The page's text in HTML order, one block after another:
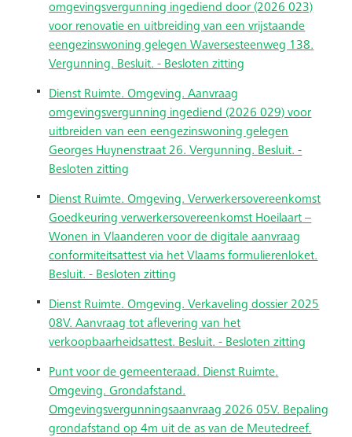
omgevingsvergunning ingediend door (2026 023)
voor renovatie en uitbreiding van een vrijstaande
eengezinswoning gelegen Waversesteenweg 138.
Vergunning. Besluit. - Besloten zitting
Dienst Ruimte. Omgeving. Aanvraag
omgevingsvergunning ingediend (2026 029) voor
uitbreiden van een eengezinswoning gelegen
Georges Huynenstraat 26. Vergunning. Besluit. -
Besloten zitting
Dienst Ruimte. Omgeving. Verwerkersovereenkomst
Goedkeuring verwerkersovereenkomst Hoeilaart –
Wonen in Vlaanderen voor de digitale aanvraag
conformiteitsattest via het Vlaams formulierenloket.
Besluit. - Besloten zitting
Dienst Ruimte. Omgeving. Verkaveling dossier 2025
08V. Aanvraag tot aflevering van het
verkoopbaarheidsattest. Besluit. - Besloten zitting
Punt voor de gemeenteraad. Dienst Ruimte.
Omgeving. Grondafstand.
Omgevingsvergunningsaanvraag 2026 05V. Bepaling
grondafstand op 4m uit de as van de Meutedreef.